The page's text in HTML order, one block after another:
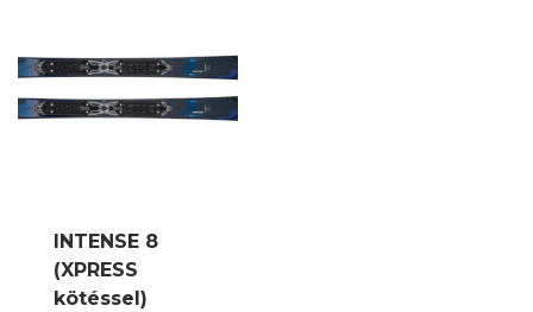
INTENSE 8
(XPRESS
kötéssel)